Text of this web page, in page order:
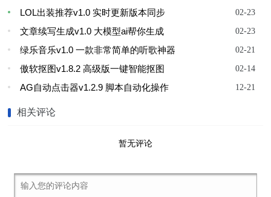
02-23
LOL出装推荐v1.0 实时更新版本同步
02-23
文章续写生成v1.0 大模型ai帮你生成
02-21
绿乐音乐v1.0 一款非常简单的听歌神器
02-14
傲软抠图v1.8.2 高级版一键智能抠图
12-21
AG自动点击器v1.2.9 脚本自动化操作
相关评论
暂无评论